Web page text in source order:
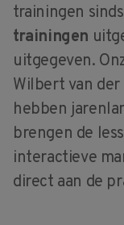
trainingen
trainingen
uitgegeven.
Wilbert van
hebben
brengen de
interactieve
direct aan de